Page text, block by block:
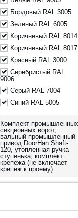
Бордовый RAL 3005
Зеленый RAL 6005
Коричневый RAL 8014
Коричневый RAL 8017
Красный RAL 3000
Серебристый RAL
9006
Серый RAL 7004
Синий RAL 5005
Комплект промышленных
секционных ворот,
вальный промышленный
привод DoorHan Shaft-
120, утопленная ручка
ступенька, комплект
крепежа (не включает
крепеж к проему)